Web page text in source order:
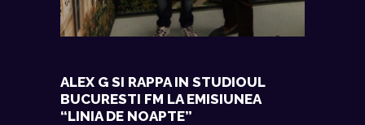
ALEX G SI RAPPA IN STUDIOUL
BUCURESTI FM LA EMISIUNEA
“LINIA DE NOAPTE”